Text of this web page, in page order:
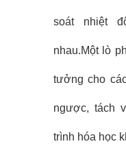
soát nhiệt
nhau.Một lò
tưởng cho
ngược, tách
trình hóa học